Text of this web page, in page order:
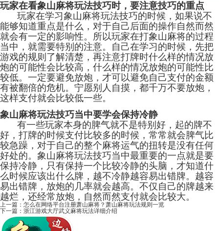
玩家在看象山麻将玩法技巧时，要注意技巧的重点
玩家在学习象山麻将玩法技巧的时候，如果说不
能够知道重点是什么，对于自己后面的操作自然而然
就会有一定的影响性。所以玩家在打象山麻将的过程
当中，就需要特别的注意。自己在学习的时候，先把
游戏的规则了解清楚，再注意打牌时什么样的情况放
炮的可能性会比较高，什么样的情况放炮的可能性比
较低。一定要避免放炮，才可以避免自己支付的金额
有被翻倍的危机。宁愿别人自摸，都千万不要放炮，
这样支付就会比较低一些。
象山麻将玩法技巧当中要学会保持冷静
有一些玩家本身的脾气就不是特别好，起的牌不
好，打牌的时候支付比较多的时候，常常就会脾气比
较急躁，对于自己的整个麻将运气的扭转是没有任何
好处的。象山麻将玩法技巧当中最重要的一点就是要
保持冷静，只有保持一个比较冷静的头脑，才知道什
么时候应该出什么牌，越不冷静越容易出错牌。越容
易出错牌，放炮的几率就会越高。不仅自己的牌越来
越烂，还经常放炮，自然而然支付就会比较大。
上一篇： 怎么在网络平台注册萧山麻将？萧山麻将玩法规则一览
下一篇： 浙江游戏大厅武义麻将玩法详细介绍